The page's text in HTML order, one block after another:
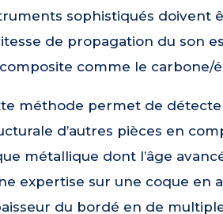
sophistiqués doivent
de propagation du son
comme le carbone/
méthode permet de
d’autres pièces en
métallique dont l’âge
expertise sur une coque en
du bordé en de